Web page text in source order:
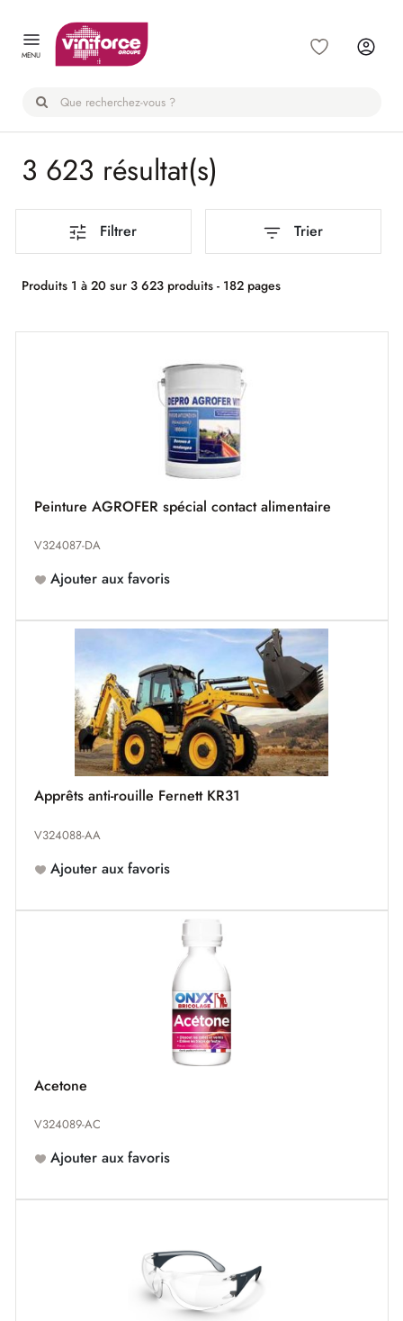
MENU
3 623 résultat(s)
Filtrer Trier
Produits 1 à 20 sur 3 623 produits - 182 pages
Peinture AGROFER spécial contact alimentaire
V324087-DA
Ajouter aux favoris
Apprêts anti-rouille Fernett KR31
V324088-AA
Ajouter aux favoris
Acetone
V324089-AC
Ajouter aux favoris